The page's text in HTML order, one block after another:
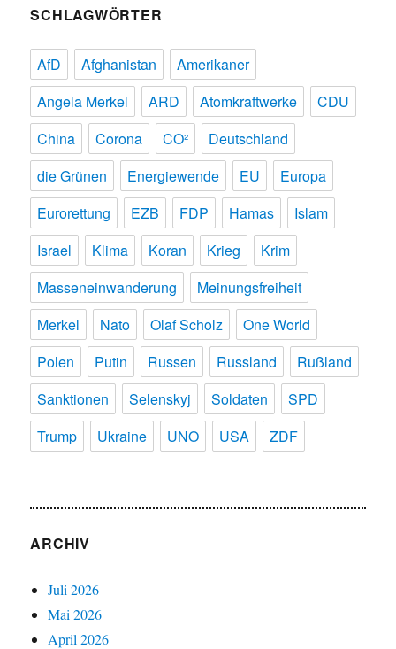
SCHLAGWÖRTER
AfD Afghanistan
Amerikaner
Angela Merkel
ARD Atomkraftwerke
CDU
China
Corona CO²
Deutschland
die Grünen
Energiewende EU
Europa
Eurorettung
EZB FDP Hamas
Islam
Israel
Klima Koran Krieg
Krim
Masseneinwanderung
Meinungsfreiheit
Merkel
Nato Olaf Scholz
One World
Polen
Putin Russen Russland
Rußland
Sanktionen
Selenskyj Soldaten
SPD
Trump
Ukraine UNO USA ZDF
ARCHIV
Juli 2026
Mai 2026
April 2026